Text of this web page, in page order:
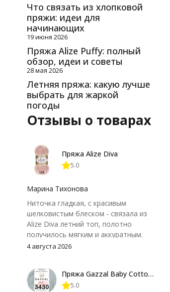
Что связать из хлопковой
пряжи: идеи для
начинающих
19 июня 2026
Пряжа Alize Puffy: полный
обзор, идеи и советы
28 мая 2026
Летняя пряжа: какую лучше
выбрать для жаркой
погоды
Отзывы о товарах
Пряжа Alize Diva
5.0
Марина Тихонова
Ниточка гладкая, с красивым
шелковистым блеском - связала из
Alize Diva летний топ, полотно
получилось мягким и аккуратным.
Петли хорошо видны, вяжется
нюанс - пряжа немного скользит и
иногда расслаивается, пришлось
4 августа 2026
Пряжа Gazzal Baby Cotton 25
5.0